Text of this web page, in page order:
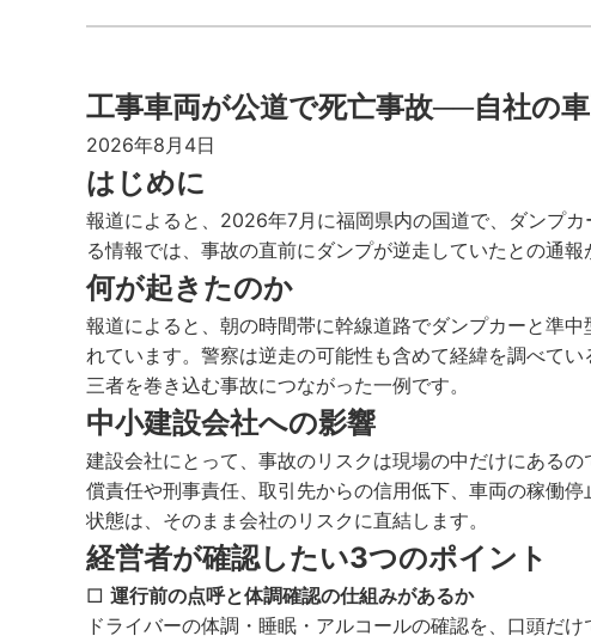
工事車両が公道で死亡事故──自社の
2026年8月4日
はじめに
報道によると、2026年7月に福岡県内の国道で、ダンプ
る情報では、事故の直前にダンプが逆走していたとの通報
何が起きたのか
報道によると、朝の時間帯に幹線道路でダンプカーと準
れています。警察は逆走の可能性も含めて経緯を調べて
三者を巻き込む事故につながった一例です。
中小建設会社への影響
建設会社にとって、事故のリスクは現場の中だけにある
償責任や刑事責任、取引先からの信用低下、車両の稼働
状態は、そのまま会社のリスクに直結します。
経営者が確認したい3つのポイント
□ 運行前の点呼と体調確認の仕組みがあるか
ドライバーの体調・睡眠・アルコールの確認を、口頭だ